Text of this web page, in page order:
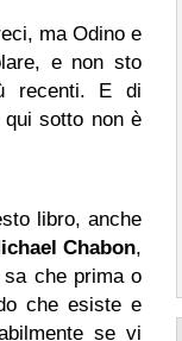
ma Odino e
e non sto
recenti. E di
sotto non è
libro, anche
Chabon,
che prima o
che esiste e
se vi